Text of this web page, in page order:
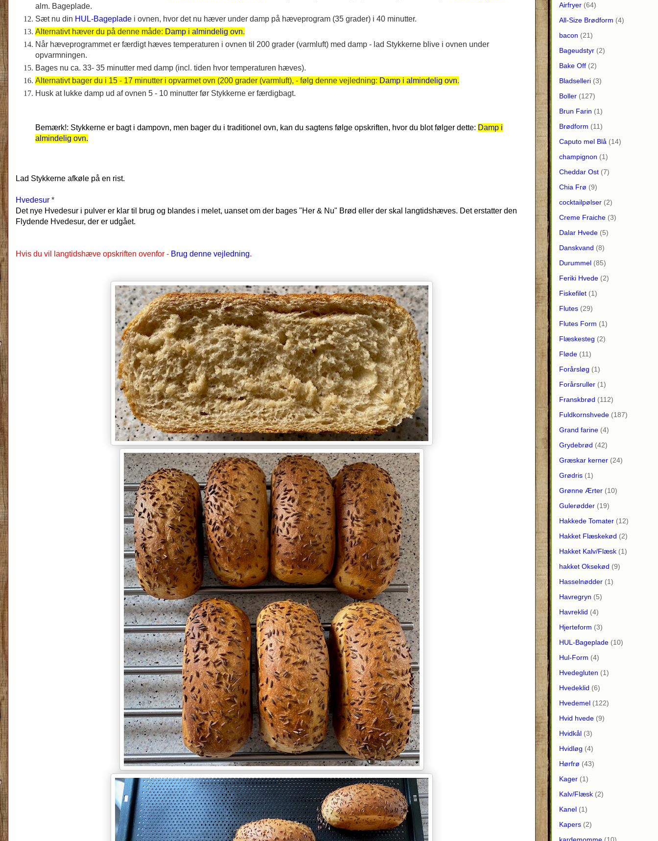
alm. Bageplade.
Sæt nu din HUL-Bageplade i ovnen, hvor det nu hæver under damp på hæveprogram (35 grader) i 40 minutter.
Alternativt hæver du på denne måde: Damp i almindelig ovn.
Når hæveprogrammet er færdigt hæves temperaturen i ovnen til 200 grader (varmluft) med damp - lad Stykkerne blive i ovnen under
opvarmningen.
Bages nu ca. 33- 35 minutter med damp (incl. tiden hvor temperaturen hæves).
Alternativt bager du i 15 - 17 minutter i opvarmet ovn (200 grader (varmluft), - følg denne vejledning: Damp i almindelig ovn.
Husk at lukke damp ud af ovnen 5 - 10 minutter før Stykkerne er færdigbagt.
Bemærk!: Stykkerne er bagt i dampovn, men bager du i traditionel ovn, kan du sagtens følge opskriften, hvor du blot følger dette: Damp i
almindelig ovn.
Lad Stykkerne afkøle på en rist.
Hvedesur *
Det nye Hvedesur i pulver er klar til brug og blandes i melet, uanset om der bages "Her & Nu" Brød eller der skal langtidshæves. Det erstatter den
Flydende Hvedesur, der er udgået.
Hvis du vil langtidshæve opskriften ovenfor - Brug denne vejledning.
Airfryer (64)
All-Size Brødform (4)
bacon (21)
Bageudstyr (2)
Bake Off (2)
Bladselleri (3)
Boller (127)
Brun Farin (1)
Brødform (11)
Caputo mel Blå (14)
champignon (1)
Cheddar Ost (7)
Chia Frø (9)
cocktailpølser (2)
Creme Fraiche (3)
Dalar Hvede (5)
Danskvand (8)
Durummel (85)
Feriki Hvede (2)
Fiskefilet (1)
Flutes (29)
Flutes Form (1)
Flæskesteg (2)
Fløde (11)
Forårsløg (1)
Forårsruller (1)
Franskbrød (112)
Fuldkornshvede (187)
Grand farine (4)
Grydebrød (42)
Græskar kerner (24)
Grødris (1)
Grønne Ærter (10)
Gulerødder (19)
Hakkede Tomater (12)
Hakket Flæskekød (2)
Hakket Kalv/Flæsk (1)
hakket Oksekød (9)
Hasselnødder (1)
Havregryn (5)
Havreklid (4)
Hjerteform (3)
HUL-Bageplade (10)
Hul-Form (4)
Hvedegluten (1)
Hvedeklid (6)
Hvedemel (122)
Hvid hvede (9)
Hvidkål (3)
Hvidløg (4)
Hørfrø (43)
Kager (1)
Kalv/Flæsk (2)
Kanel (1)
Kapers (2)
kardemomme (10)